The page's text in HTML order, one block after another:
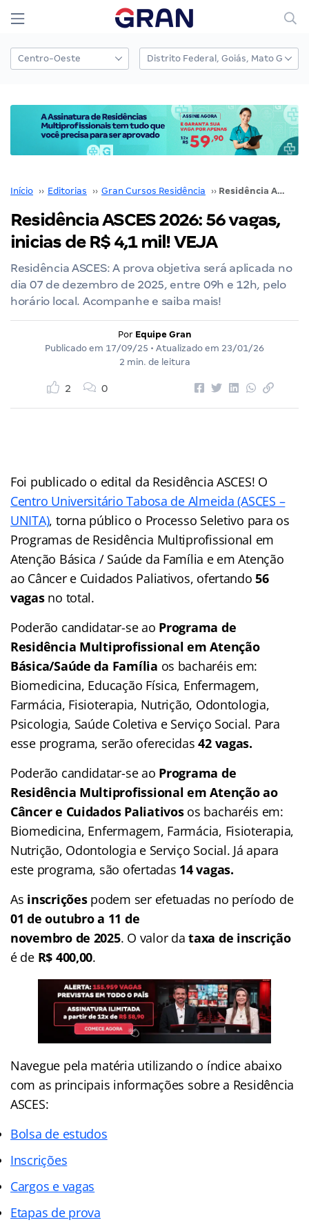
Início ›› Editorias ›› Gran Cursos Residência ›› Residência ASCES 2026: 56 vagas, inicias de R$ 4,1 mil! VEJA
Residência ASCES 2026: 56 vagas,
inicias de R$ 4,1 mil! VEJA
Residência ASCES: A prova objetiva será aplicada no
dia 07 de dezembro de 2025, entre 09h e 12h, pelo
horário local. Acompanhe e saiba mais!
Por Equipe Gran
Publicado em 17/09/25 • Atualizado em 23/01/26
2 min. de leitura
2 0
Foi publicado o edital da Residência ASCES! O
Centro Universitário Tabosa de Almeida (ASCES –
UNITA), torna público o Processo Seletivo para os
Programas de Residência Multiprofissional em
Atenção Básica / Saúde da Família e em Atenção
ao Câncer e Cuidados Paliativos, ofertando56
vagasno total.
Poderão candidatar-se ao Programa de
Residência Multiprofissional em Atenção
Básica/Saúde da Família os bacharéis em:
Biomedicina, Educação Física, Enfermagem,
Farmácia, Fisioterapia, Nutrição, Odontologia,
Psicologia, Saúde Coletiva e Serviço Social. Para
esse programa, serão oferecidas42 vagas.
Poderão candidatar-se ao Programa de
Residência Multiprofissional em Atenção ao
Câncer e Cuidados Paliativosos bacharéis em:
Biomedicina, Enfermagem, Farmácia, Fisioterapia,
Nutrição, Odontologia e Serviço Social. Já apara
este programa, são ofertadas 14 vagas.
As inscrições podem ser efetuadas no período de
01 de outubro a 11 de
novembro de 2025. O valor dataxa de inscrição
é de R$ 400,00.
Navegue pela matéria utilizando o índice abaixo
com as principais informações sobre a Residência
ASCES:
Bolsa de estudos
Inscrições
Cargos e vagas
Etapas de prova